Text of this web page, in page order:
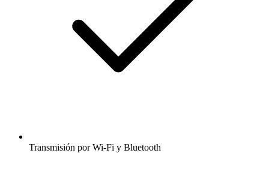
Transmisión por Wi-Fi y Bluetooth